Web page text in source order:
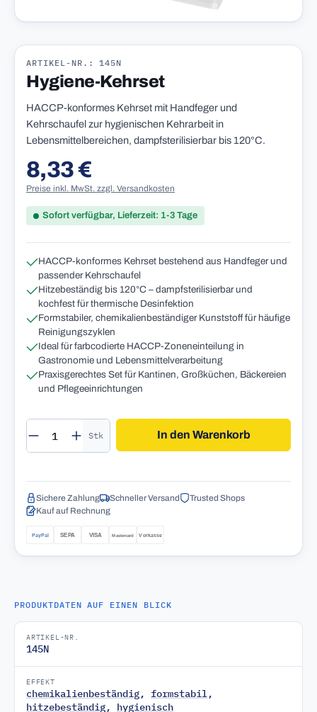
ARTIKEL-NR.: 145N
Hygiene-Kehrset
HACCP-konformes Kehrset mit Handfeger und
Kehrschaufel zur hygienischen Kehrarbeit in
Lebensmittelbereichen, dampfsterilisierbar bis 120°C.
Regulärer Preis:
8,33 €
Preise inkl. MwSt. zzgl. Versandkosten
Sofort verfügbar, Lieferzeit: 1-3 Tage
HACCP-konformes Kehrset bestehend aus Handfeger und
passender Kehrschaufel
Hitzebeständig bis 120°C – dampfsterilisierbar und
kochfest für thermische Desinfektion
Formstabiler, chemikalienbeständiger Kunststoff für häufige
Reinigungszyklen
Ideal für farbcodierte HACCP-Zoneneinteilung in
Gastronomie und Lebensmittelverarbeitung
Praxisgerechtes Set für Kantinen, Großküchen, Bäckereien
und Pflegeeinrichtungen
Produkt Anzahl: Gib den gewünschten
Stk In den Warenkorb
Sichere Zahlung Schneller Versand
Trusted Shops
Kauf auf Rechnung
PRODUKTDATEN AUF EINEN BLICK
ARTIKEL-NR.
145N
EFFEKT
chemikalienbeständig, formstabil,
hitzebeständig, hygienisch